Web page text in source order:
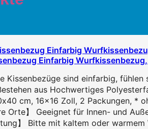
Einfarbig
Kissenbezüge sind einfarbig,
aus Hochwertiges
cm, 16x16 Zoll, 2 Packungen, *
Orte】 Geeignet für Innen- und
】 Bitte mit kaltem oder